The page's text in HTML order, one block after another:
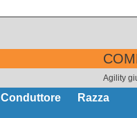
Agility
Conduttore Razza